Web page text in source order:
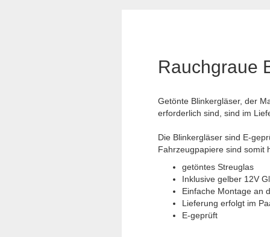
Rauchgraue
Getönte Blinkergläser, der
erforderlich sind, sind im
Die Blinkergläser sind E-
Fahrzeugpapiere sind somit
getöntes Streuglas
Inklusive gelber 12V
Einfache Montage an
Lieferung erfolgt im
E-geprüft